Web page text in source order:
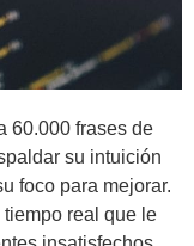
60.000 frases de
su intuición
foco para mejorar.
real que le